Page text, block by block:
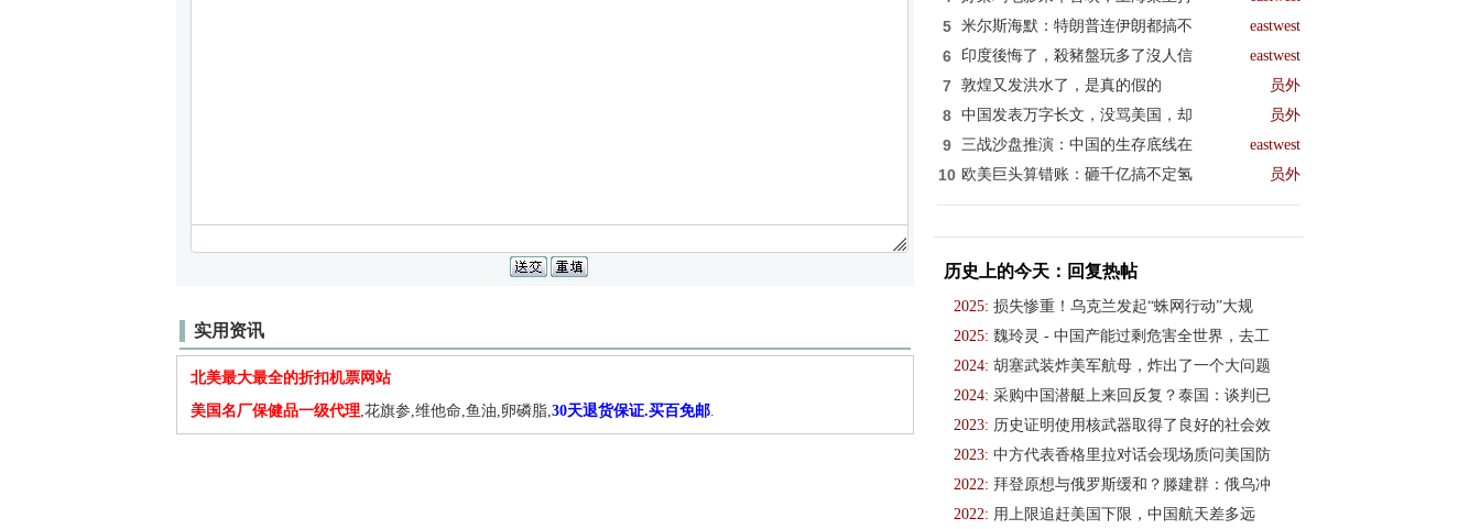
实用资讯
北美最大最全的折扣机票网站
美国名厂保健品一级代理,花旗参,维他命,鱼油,卵磷脂,30天退货保证.买百免邮.
5 米尔斯海默：特朗普连伊朗都搞不 eastwest
6 印度後悔了，殺豬盤玩多了沒人信 eastwest
7 敦煌又发洪水了，是真的假的 员外
8 中国发表万字长文，没骂美国，却 员外
9 三战沙盘推演：中国的生存底线在 eastwest
10 欧美巨头算错账：砸千亿搞不定氢 员外
历史上的今天：回复热帖
2025: 损失惨重！乌克兰发起“蛛网行动”大规
2025: 魏玲灵 - 中国产能过剩危害全世界，去工
2024: 胡塞武装炸美军航母，炸出了一个大问题
2024: 采购中国潜艇上来回反复？泰国：谈判已
2023: 历史证明使用核武器取得了良好的社会效
2023: 中方代表香格里拉对话会现场质问美国防
2022: 拜登原想与俄罗斯缓和？滕建群：俄乌冲
2022: 用上限追赶美国下限，中国航天差多远